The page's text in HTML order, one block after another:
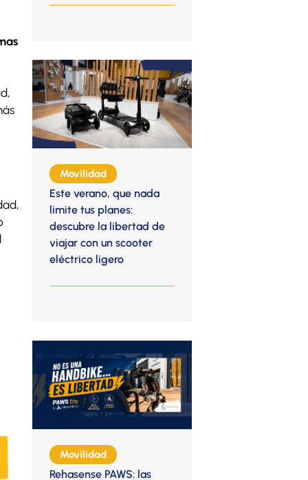
Movilidad
Este verano, que nada
limite tus planes:
descubre la libertad de
viajar con un scooter
eléctrico ligero
Movilidad
Rehasense PAWS: las